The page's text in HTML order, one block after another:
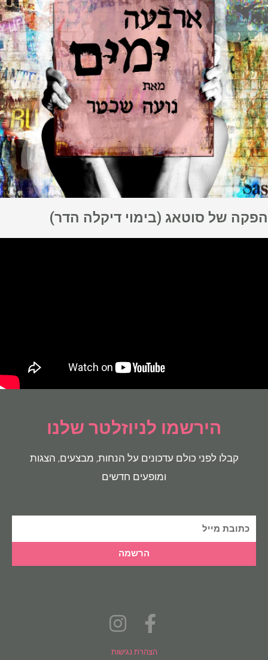
הפקה של סוטאג (בימוי דיקלה הדר)
הירשמו לניוזלטר שלנו
קבלו לפני כולם עדכונים על הנחות, מבצעים, הצגות
ומופעים חדשים
הרשמה
הצהרת נגישות